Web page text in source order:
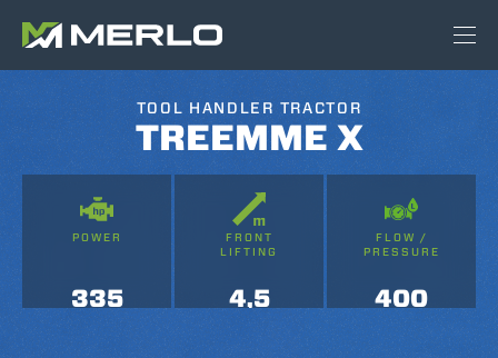
TOOL HANDLER TRACTOR
TREEMME X
POWER
335
FRONT
LIFTING
4,5
FLOW /
PRESSURE
400